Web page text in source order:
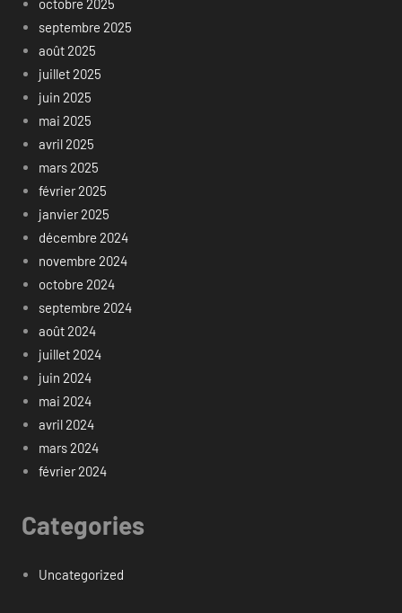
octobre 2025
septembre 2025
août 2025
juillet 2025
juin 2025
mai 2025
avril 2025
mars 2025
février 2025
janvier 2025
décembre 2024
novembre 2024
octobre 2024
septembre 2024
août 2024
juillet 2024
juin 2024
mai 2024
avril 2024
mars 2024
février 2024
Categories
Uncategorized